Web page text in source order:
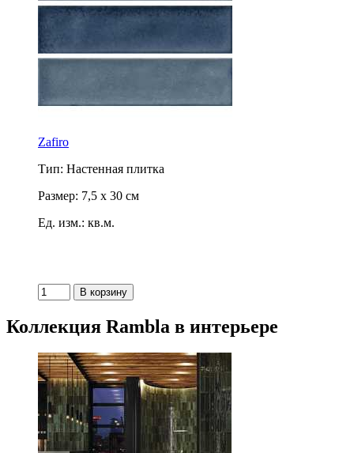
Zafiro
Тип: Настенная плитка
Размер: 7,5 x 30 см
Ед. изм.: кв.м.
Коллекция Rambla в интерьере